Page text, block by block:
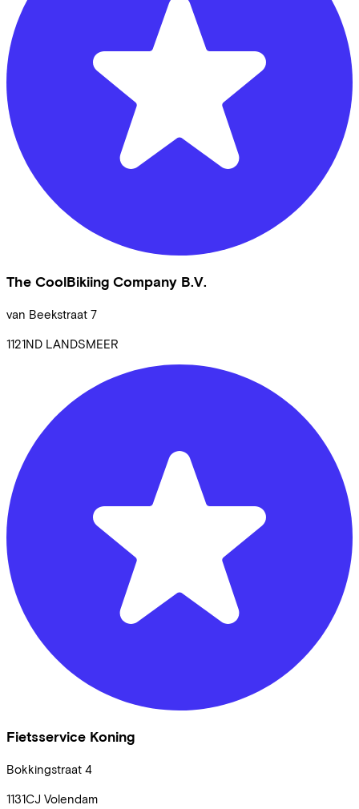
The CoolBikiing Company B.V.
van Beekstraat 7
1121ND LANDSMEER
Fietsservice Koning
Bokkingstraat 4
1131CJ Volendam